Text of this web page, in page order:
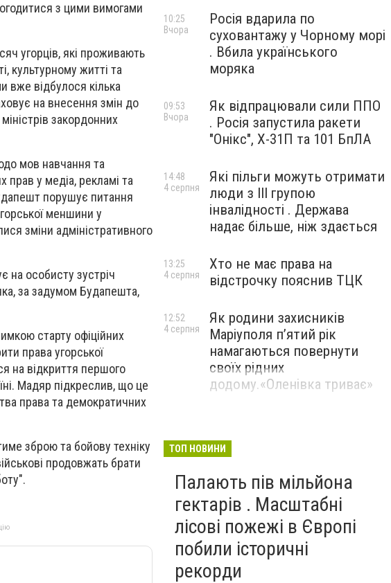
з цими вимогами
угорців, які проживають
культурному житті та
вже відбулося кілька
на внесення змін до
закордонних
мов навчання та
у медіа, рекламі та
порушує питання
меншини у
зміни адміністративного
на особисту зустріч
за задумом Будапешта,
старту офіційних
права угорської
на відкриття першого
Мадяр підкреслив, що це
права та демократичних
зброю та бойову техніку
продовжать брати
Росія вдарила по
суховантажу у Чорному морі
. Вбила українського
моряка
10:25
Вчора
Як відпрацювали сили ППО
. Росія запустила ракети
"Онікс", Х-31П та 101 БпЛА
09:53
Вчора
Які пільги можуть отримати
люди з III групою
інвалідності . Держава
надає більше, ніж здається
14:48
4 серпня
Хто не має права на
відстрочку пояснив ТЦК
13:25
4 серпня
Як родини захисників
Маріуполя пʼятий рік
намагаються повернути
своїх рідних
додому.«Оленівка триває»
12:52
4 серпня
ТОП НОВИНИ
Палають пів мільйона
гектарів . Масштабні
лісові пожежі в Європі
побили історичні
рекорди